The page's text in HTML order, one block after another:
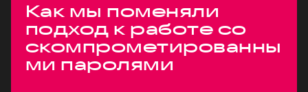
Как мы поменяли
подход к работе со
скомпрометированны
ми паролями